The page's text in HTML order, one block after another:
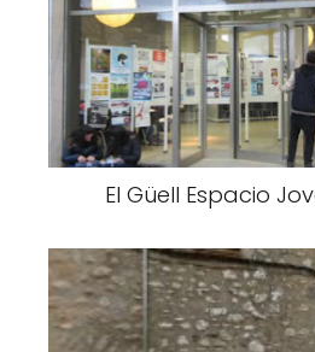
El Güell Espacio